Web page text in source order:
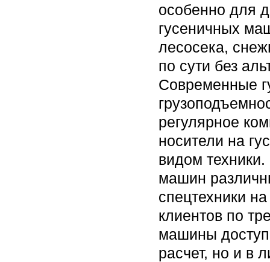
особенно для
гусеничных
лесосека,
по сути без
Современные
регулярное
носители на
видом
машин
спецтехники
клиентов по
машины
расчет, но и в